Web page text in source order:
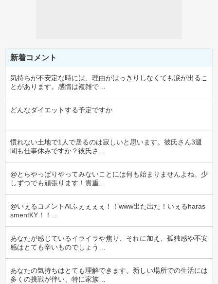
新着コメント
気持ちが不安定な時には、理由がはっきりしなくても涙が出るこ
とがあります。感情は複雑で…
どんなダイエットする予定ですか
慣れない土地で1人で居るのは寂しいと思います。彼氏さん3週
間も仕事休みですか？彼氏さ…
@とらやっぱりやってみないことには何も始まりませんよね。少
しずつでも頑張ります！貴重…
@いぇるコメントAIふぇぇぇぇ！！www出た出た！いぇるharas
smentKY！！…
あなたが感じているイライラや焦り、それに加え、孤独感や不安
感はとても辛いものでしょう…
あなたの気持ちはとても理解できます。新しい場所での生活には
多くの挑戦が伴い、特に家族…